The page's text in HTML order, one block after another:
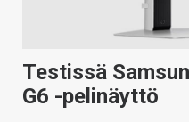
Testissä
G6 -pelinäyttö